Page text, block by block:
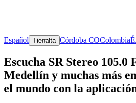
Español Tierralta Córdoba COColombia
Escucha SR Stereo
Medellín y muchas más
el mundo con la